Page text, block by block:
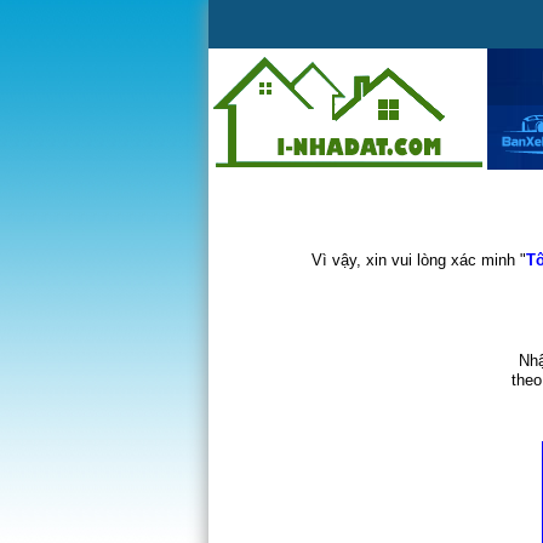
Vì vậy, xin vui lòng xác minh "